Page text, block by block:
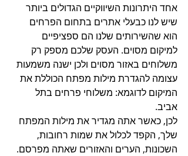
אחד היתרונות השיווקיים הגדולים ביותר
שיש לנו כבעלי אתרים בתחום הפרחים
הוא שהשירותים שלנו הם ספציפיים
למיקום מסוים. העסק שלכם מספק רק
משלוחים באזור מסוים ולכן ישנה משמעות
עצומה להגדרת מילות מפתח הכוללת את
המיקום לדוגמא: משלוחי פרחים בתל
אביב.
לכן, כאשר אתה מגדיר את מילות המפתח
שלך, הקפד לכלול את שמות רחובות,
השכונות, הערים והאזורים שאתה מפרסם.